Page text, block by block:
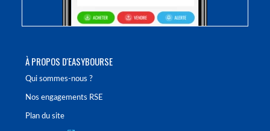
À PROPOS D'EASYBOURSE
Qui sommes-nous ?
Nos engagements RSE
Plan du site